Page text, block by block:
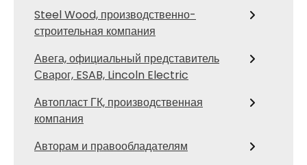
Steel Wood, производственно-
строительная компания
Авега, официальный представитель
Сварог, ESAB, Lincoln Electric
Автопласт ГК, производственная
компания
Авторам и правообладателям